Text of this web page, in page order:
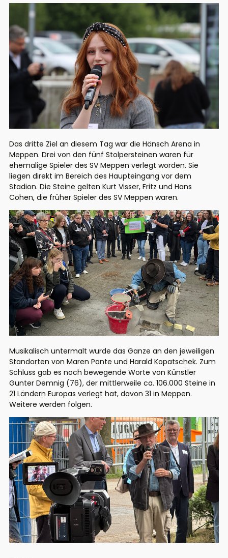
Das dritte Ziel an diesem Tag war die Hänsch Arena in
Meppen. Drei von den fünf Stolpersteinen waren für
ehemalige Spieler des SV Meppen verlegt worden. Sie
liegen direkt im Bereich des Haupteingang vor dem
Stadion. Die Steine gelten Kurt Visser, Fritz und Hans
Cohen, die früher Spieler des SV Meppen waren.
Musikalisch untermalt wurde das Ganze an den jeweiligen
Standorten von Maren Pante und Harald Kopatschek. Zum
Schluss gab es noch bewegende Worte von Künstler
Gunter Demnig (76), der mittlerweile ca. 106.000 Steine in
21 Ländern Europas verlegt hat, davon 31 in Meppen.
Weitere werden folgen.